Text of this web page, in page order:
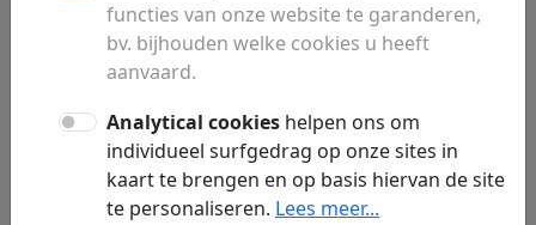
Acupunctuur | behandeling,
werking en voordelen
Alles over acupunctuur: hoe de behandeling
werkt, toepassingen bij pijn en stress, en
mogelijke voordelen. Informatie over deze
functies van onze website te garanderen,
bv. bijhouden welke cookies u heeft
aanvaard.
Analytical cookies helpen ons om
individueel surfgedrag op onze sites in
kaart te brengen en op basis hiervan de site
te personaliseren. Lees meer...